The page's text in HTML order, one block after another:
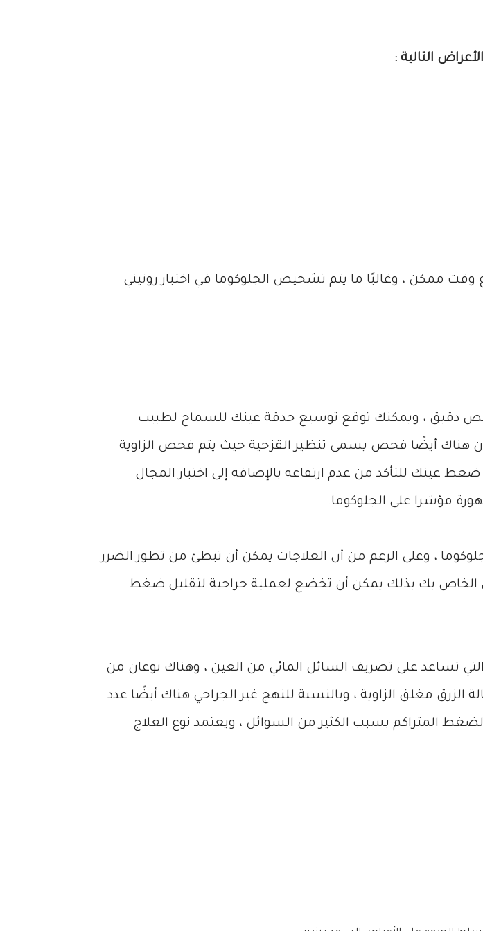
التالية :
ممكن ، وغالبًا ما يتم تشخيص الجلوكوما في اختبار روتيني
دقيق ، ويمكنك توقع توسيع حدقة عينك للسماح لطبيب
هناك أيضًا فحص يسمى تنظير القزحية حيث يتم فحص الزاوية
عينك للتأكد من عدم ارتفاعه بالإضافة إلى اختبار المجال
مؤشرا على الجلوكوما.
، وعلى الرغم من أن العلاجات يمكن أن تبطئ من تطور الضرر
الخاص بك بذلك يمكن أن تخضع لعملية جراحية لتقليل ضغط
والتي تساعد على تصريف السائل المائي من العين ، وهناك نوعان من
الزرق مغلق الزاوية ، وبالنسبة للنهج غير الجراحي هناك أيضًا عدد
المتراكم بسبب الكثير من السوائل ، ويعتمد نوع العلاج